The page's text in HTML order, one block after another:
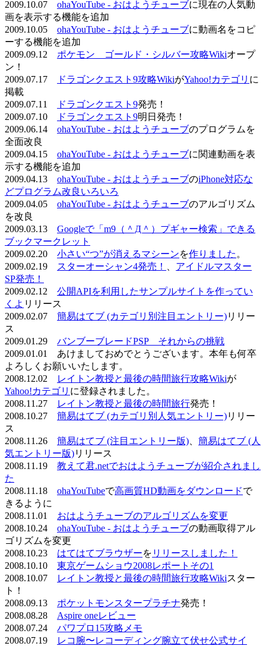
2009.10.07 ohaYouTube - おはようチューブに現在の人気動
画を表示する機能を追加
2009.10.05 ohaYouTube - おはようチューブに動画名をコピ
ーする機能を追加
2009.09.12 ポケモン ゴールド・シルバー攻略Wikiオープ
ン！
2009.07.17
ドラゴンクエスト9攻略WikiがYahoo!カテゴリ に
掲載
2009.07.11
ドラゴンクエスト9発売！
2009.07.10
ドラゴンクエスト9明日発売！
2009.06.14 ohaYouTube - おはようチューブのプログラムを
全面改良
2009.04.15 ohaYouTube - おはようチューブに関連動画を表
示する機能を追加
2009.04.13 ohaYouTube - おはようチューブのiPhone対応な
どプログラム改良いろいろ
2009.04.05 ohaYouTube - おはようチューブのアルゴリズム
を改良
2009.03.13 Googleで「m9（＾Д＾）プギャー検索」できる
ブックマークレット
2009.02.20 小さい“つ”が消えるマシーンを作りました 。
2009.02.19
スターオーシャン4発売！
アイドルマスター
SP発売！
2009.02.12 公開APIを利用したサンプルサイトを作ってい
くよ リリース
2009.02.07 簡易はてブ (カテゴリ別注目エントリー)リリー
ス
2009.01.29 バンブーブレードPSP それからの挑戦
2009.01.01 あけましておめでとうございます。本年も何卒
よろしくお願いいたします。
2008.12.02
レイトン教授と最後の時間旅行攻略Wikiが
Yahoo!カテゴリ に登録されました。
2008.11.27
レイトン教授と最後の時間旅行発売！
2008.10.27 簡易はてブ (カテゴリ別人気エントリー)リリー
ス
2008.11.26 簡易はてブ (注目エントリー版)
簡易はてブ (人
気エントリー版)リリース
2008.11.19 教えて君.netでおはようチューブが紹介されまし
た
2008.11.18 ohaYouTubeで高画質HD動画をダウンロードで
きるように
2008.11.01 おはようチューブのアルゴリズムを変更
2008.10.24 ohaYouTube - おはようチューブの動画取得アル
ゴリズムを変更
2008.10.23 はてはてブラウザーを リリースしました！
2008.10.10 東京ゲームショウ2008レポートその1
2008.10.07
レイトン教授と最後の時間旅行攻略Wikiスター
ト！
2008.09.13 ポケットモンスタープラチナ発売！
2008.08.28 Aspire oneレビュー
2008.07.24 パワプロ15攻略メモ
2008.07.19
レコ腕〜レコーディング腕立て伏せ公式サイ